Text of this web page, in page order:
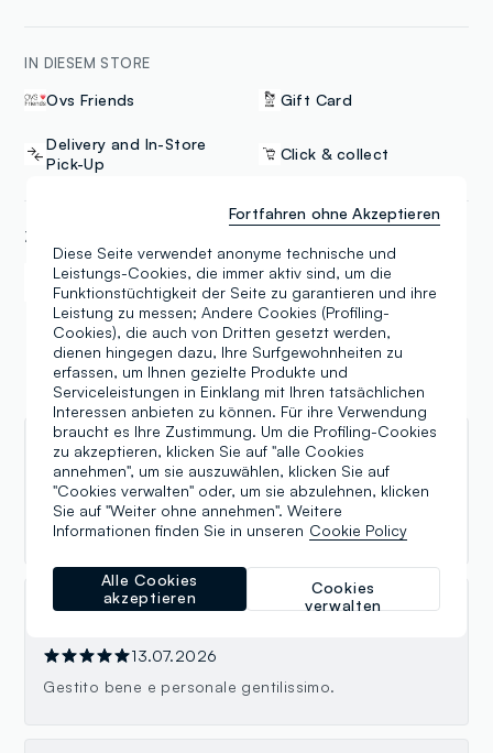
IN DIESEM STORE
Ovs Friends Gift Card
Delivery and In-Store
Pick-Up
Click & collect
ZAHLUNGSART
Samsung Pay Apple Pay
Bewertungen
Francesco Cassano
25.07.2026
Buon rapporto qualita' prezzo
Anya
13.07.2026
Gestito bene e personale gentilissimo.
Diese Seite verwendet anonyme technische und
Leistungs-Cookies, die immer aktiv sind, um die
Funktionstüchtigkeit der Seite zu garantieren und ihre
Leistung zu messen; Andere Cookies (Profiling-
Cookies), die auch von Dritten gesetzt werden,
dienen hingegen dazu, Ihre Surfgewohnheiten zu
erfassen, um Ihnen gezielte Produkte und
Serviceleistungen in Einklang mit Ihren tatsächlichen
Interessen anbieten zu können. Für ihre Verwendung
braucht es Ihre Zustimmung. Um die Profiling-Cookies
zu akzeptieren, klicken Sie auf "alle Cookies
annehmen", um sie auszuwählen, klicken Sie auf
"Cookies verwalten" oder, um sie abzulehnen, klicken
Sie auf "Weiter ohne annehmen". Weitere
Informationen finden Sie in unseren Cookie Policy
Cookies
verwalten
Alle Cookies
akzeptieren
Fortfahren ohne Akzeptieren